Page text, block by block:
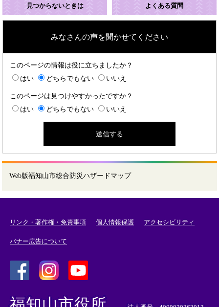
見つからないときは よくある質問
みなさんの声を聞かせてください
このページの情報は役に立ちましたか？
はい
どちらでもない いいえ
このページは見つけやすかったですか？
はい
どちらでもない いいえ
Web版福知山市総合防災ハザードマップ
リンク・著作権・免責事項 個人情報保護 アクセシビリティ
バナー広告について
外
外
外